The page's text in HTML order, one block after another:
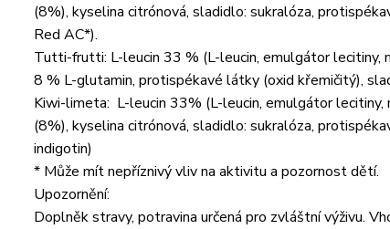
(8%), kyselina citrónová, sladidlo: sukralóza,
Red AC*).
Tutti-frutti: L-leucin 33 % (L-leucin, emulgátor lecitiny,
8 % L-glutamin, protispékavé látky (oxid křemičitý),
Kiwi-limeta: L-leucin 33% (L-leucin, emulgátor
(8%), kyselina citrónová, sladidlo: sukralóza,
indigotin)
* Může mít nepříznivý vliv na aktivitu a pozornost dětí.
Upozornění:
Doplněk stravy, potravina určená pro zvláštní výživu.